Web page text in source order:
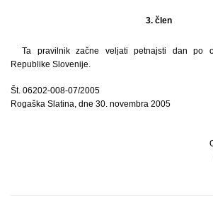
3. člen
Ta pravilnik začne veljati petnajsti dan po
Republike Slovenije.
Št. 06202-008-07/2005
Rogaška Slatina, dne 30. novembra 2005